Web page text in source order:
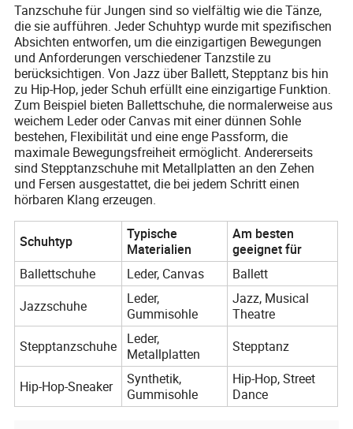
Tanzschuhe für Jungen sind so vielfältig wie die Tänze,
die sie aufführen. Jeder Schuhtyp wurde mit spezifischen
Absichten entworfen, um die einzigartigen Bewegungen
und Anforderungen verschiedener Tanzstile zu
berücksichtigen. Von Jazz über Ballett, Stepptanz bis hin
zu Hip-Hop, jeder Schuh erfüllt eine einzigartige Funktion.
Zum Beispiel bieten Ballettschuhe, die normalerweise aus
weichem Leder oder Canvas mit einer dünnen Sohle
bestehen, Flexibilität und eine enge Passform, die
maximale Bewegungsfreiheit ermöglicht. Andererseits
sind Stepptanzschuhe mit Metallplatten an den Zehen
und Fersen ausgestattet, die bei jedem Schritt einen
hörbaren Klang erzeugen.
Schuhtyp
Typische
Materialien
Am besten
geeignet für
Ballettschuhe
Leder, Canvas
Ballett
Jazzschuhe
Leder,
Gummisohle
Jazz, Musical
Theatre
Stepptanzschuhe
Leder,
Metallplatten
Stepptanz
Hip-Hop-Sneaker
Synthetik,
Gummisohle
Hip-Hop, Street
Dance